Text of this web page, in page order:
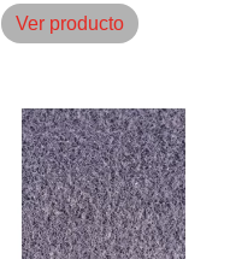
Ver producto